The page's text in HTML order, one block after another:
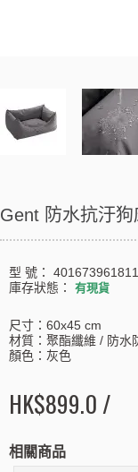
Gent 防水抗汙
型 號：
庫存狀態： 有現貨
尺寸：60x45 cm
材質：聚酯纖維 / 防水
顏色：灰色
HK$899.0 /
相關商品